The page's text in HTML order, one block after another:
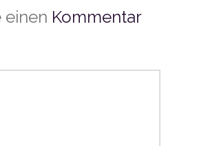
einen Kommentar